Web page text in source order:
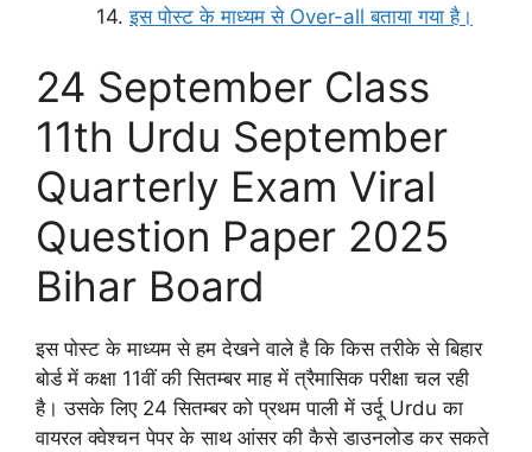
इस पोस्ट के माध्यम से Over-all बताया गया है।
24 September Class
11th Urdu September
Quarterly Exam Viral
Question Paper 2025
Bihar Board
इस पोस्ट के माध्यम से हम देखने वाले है कि किस तरीके से बिहार
बोर्ड में कक्षा 11वीं की सितम्बर माह में त्रैमासिक परीक्षा चल रही
है। उसके लिए 24 सितम्बर को प्रथम पाली में उर्दू Urdu का
वायरल क्वेश्चन पेपर के साथ आंसर की कैसे डाउनलोड कर सकते